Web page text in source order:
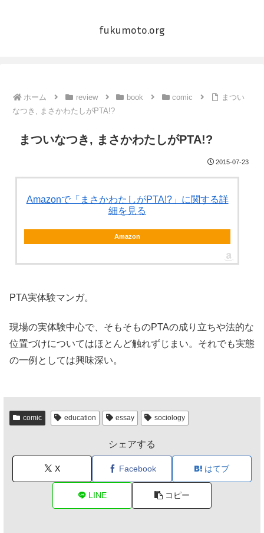
fukumoto.org
ホーム review book comic
まつい
なつき, まさかわたしがPTA!?
まついなつき, まさかわたしがPTA!?
2015-07-23
Amazonで「まさかわたしがPTA!?」に関する詳
細を見る
Amazon
PTA実体験マンガ。
現場の実体験中心で、そもそものPTAの成り立ちや法的な
位置づけについてはほとんど触れずじまい。それでも実態
の一例としては興味深い。
comic education essay sociology
シェアする
X Facebook はてブ
LINE コピー